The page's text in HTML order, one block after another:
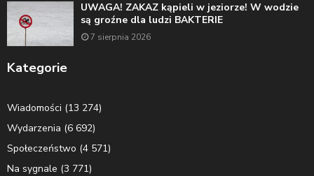
UWAGA! ZAKAZ kąpieli w jeziorze! W wodzie
są groźne dla ludzi BAKTERIE
7 sierpnia 2026
Kategorie
Wiadomości (13 274)
Wydarzenia (6 692)
Społeczeństwo (4 571)
Na sygnale (3 771)